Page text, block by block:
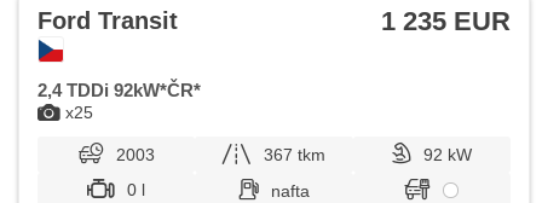
x25
Ford Transit 1 235 EUR
2,4 TDDi 92kW*ČR*
2003 367 tkm
92 kW
0 l
nafta